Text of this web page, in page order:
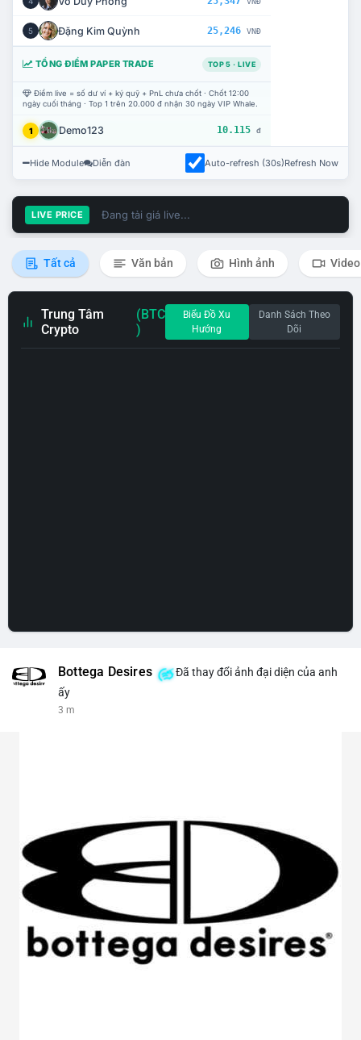
5 Đặng Kim Quỳnh 25,246 VNĐ
TỔNG ĐIỂM PAPER TRADE TOP 5 · LIVE
Điểm live = số dư ví + ký quỹ + PnL chưa chốt · Chốt 12:00
ngày cuối tháng · Top 1 trên 20.000 đ nhận 30 ngày VIP Whale.
1 Demo123 10.115 đ
Hide Module Diễn đàn Auto-refresh (30s)Refresh Now
LIVE PRICE Đang tải giá live...
Tất cả Văn bản Hình ảnh Video
Trung Tâm
Crypto
(BTC
)
Biểu Đồ Xu
Hướng
Danh Sách Theo
Dõi
Bottega Desires
Đã thay đổi ảnh đại diện của anh
ấy
3 m